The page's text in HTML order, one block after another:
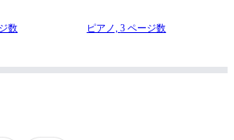
数 ピアノ,3 ページ数